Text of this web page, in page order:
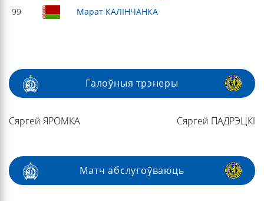
99
Марат КАЛІНЧАНКА
Галоўныя трэнеры
Сяргей ЯРОМКА Сяргей ПАДРЭЦКІ
Матч абслугоўваюць